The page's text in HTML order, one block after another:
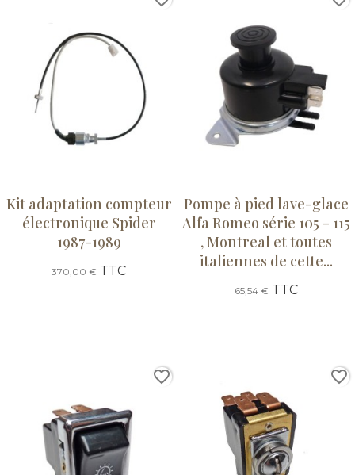
Kit adaptation compteur
électronique Spider
1987-1989
370,00 € TTC
Pompe à pied lave-glace
Alfa Romeo série 105 - 115
, Montreal et toutes
italiennes de cette...
65,54 € TTC
favorite_border favorite_border